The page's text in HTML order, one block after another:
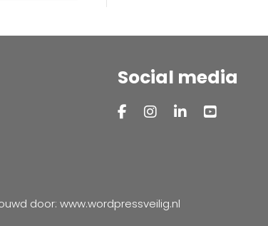
Social media
door: www.wordpressveilig.nl